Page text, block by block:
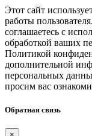
Этот сайт
работы
соглашаетесь с
обработкой ваших
Политикой
дополнительной
персональных
просим вас
Обратная связь